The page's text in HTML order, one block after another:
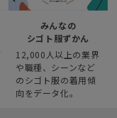
みんなの
シゴト服ずかん
12,000人以上の業界
や職種、シーンなど
のシゴト服の着用傾
向をデータ化。